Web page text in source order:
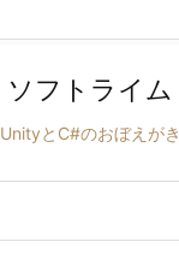
ソフトライム
UnityとC#のおぼえがき